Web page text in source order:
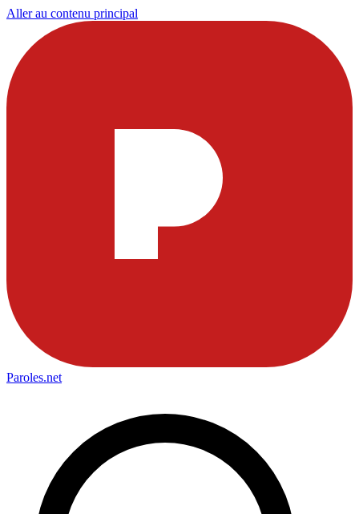
Aller au contenu principal
Paroles.net